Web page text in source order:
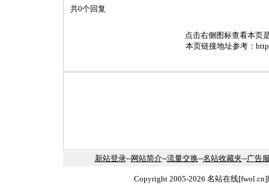
共0个回复
点击右侧图标查看本页
本页链接地址参考：
新站登录--网站简介--流量交换--名站收藏夹--广告
Copyright 2005-2026 名站在线